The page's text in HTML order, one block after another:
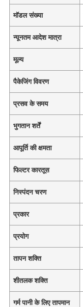
मॉडल संख्या
न्यूनतम आदेश मात्रा
मूल्य
पैकेजिंग विवरण
प्रसव के समय
भुगतान शर्तें
आपूर्ति की क्षमता
फिल्टर कारतूस
निस्पंदन चरण
प्रकार
प्रयोग
तापन शक्ति
शीतलक शक्ति
गर्म पानी के लिए तापमान